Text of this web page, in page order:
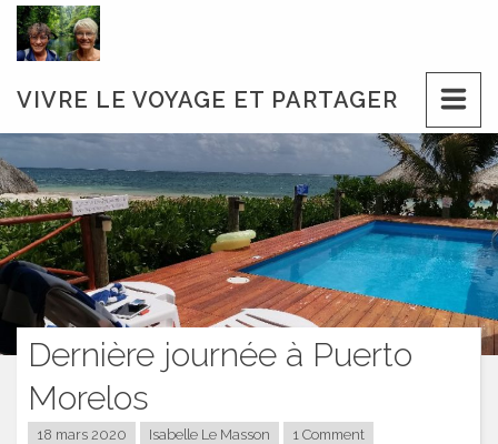
Skip
content
VIVRE LE VOYAGE ET PARTAGER
Dernière journée à Puerto
Morelos
18 mars 2020 Isabelle Le Masson 1 Comment